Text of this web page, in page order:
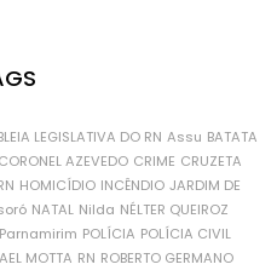
LEGISLATIVA DO RN Assu BATATA
CORONEL AZEVEDO CRIME CRUZETA
HOMICÍDIO INCÊNDIO JARDIM DE
NATAL Nilda NÉLTER QUEIROZ
Parnamirim POLÍCIA POLÍCIA CIVIL
MOTTA RN ROBERTO GERMANO